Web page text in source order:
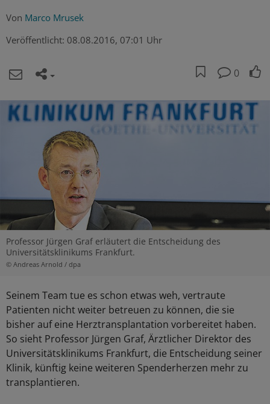
Von Marco Mrusek
Veröffentlicht: 08.08.2016, 07:01 Uhr
0
Professor Jürgen Graf erläutert die Entscheidung des
Universitätsklinikums Frankfurt.
© Andreas Arnold / dpa
Seinem Team tue es schon etwas weh, vertraute
Patienten nicht weiter betreuen zu können, die sie
bisher auf eine Herztransplantation vorbereitet haben.
So sieht Professor Jürgen Graf, Ärztlicher Direktor des
Universitätsklinikums Frankfurt, die Entscheidung seiner
Klinik, künftig keine weiteren Spenderherzen mehr zu
transplantieren.